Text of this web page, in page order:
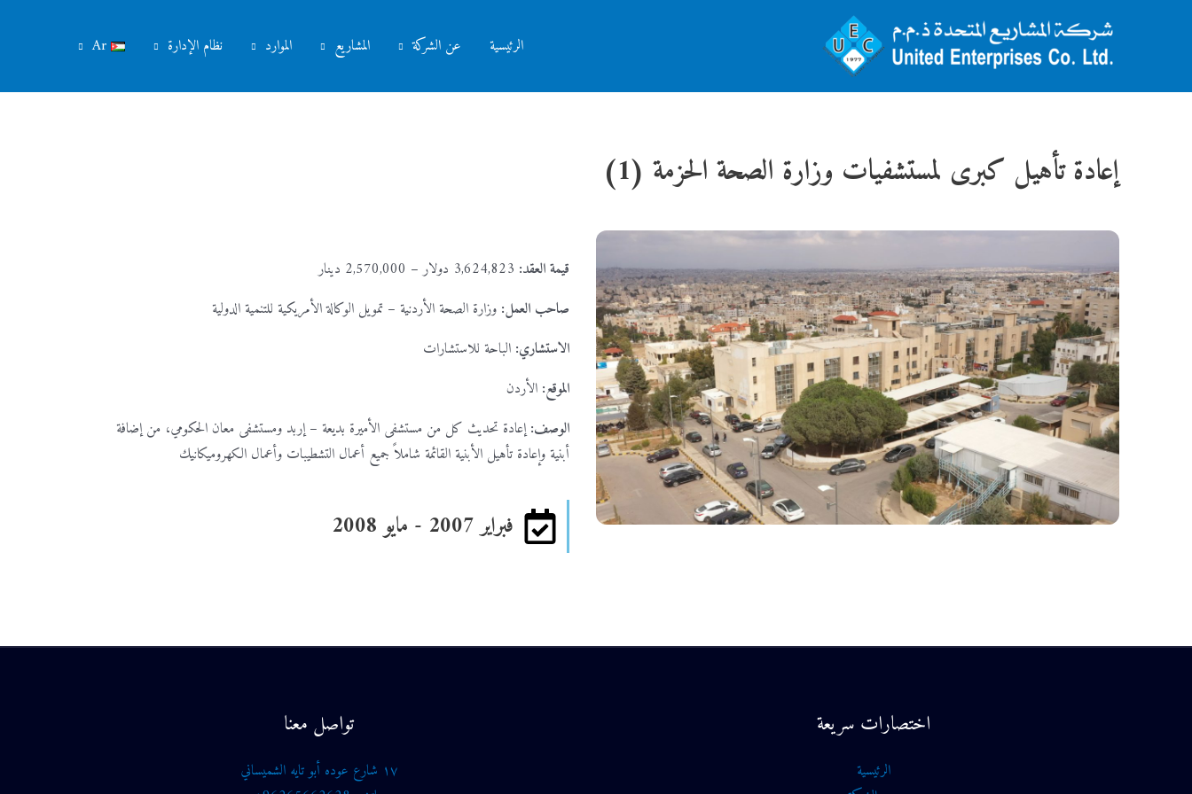
الرئيسية عن الشركة المشاريع الموارد نظام الإدارة Ar
إعادة تأهيل كبرى لمستشفيات وزارة الصحة الحزمة (1)
قيمة العقد:
صاحب العمل: وزارة الصحة الأردنية – تمويل الوكالة الأمريكية للتنمية الدولية
الاستشاري: الباحة للاستشارات
الموقع: الأردن
الوصف:إعادة تحديث كل من مستشفى الأميرة بديعة – إربد ومستشفى معان الحكومي، من إضافة
أبنية وإعادة تأهيل الأبنية القائمة شاملاً جميع أعمال التشطيبات وأعمال الكهروميكانيك
فبراير 2007 - مايو 2008
اختصارات سريعة
الرئيسية
تواصل معنا
١٧ شارع عوده أبو تايه الشميساني